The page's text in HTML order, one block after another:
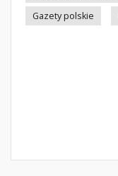
Gazety polskie